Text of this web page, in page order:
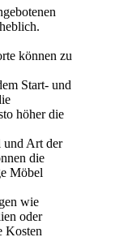
können zu
Start- und
höher die
und Art der
die
Möbel
wie
oder
Kosten